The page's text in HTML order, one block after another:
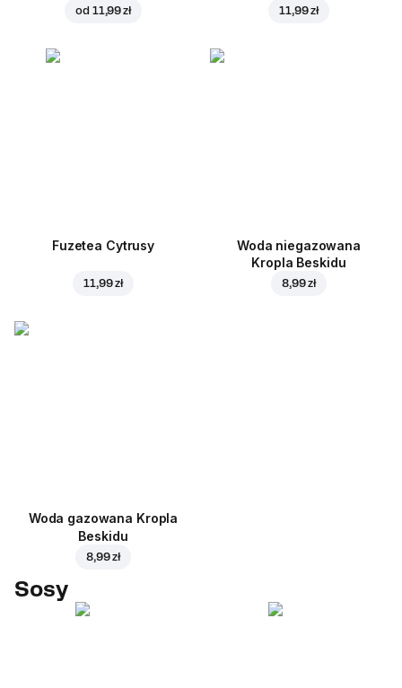
od 11,99 zł 11,99 zł
Fuzetea Cytrusy
11,99 zł
Woda niegazowana
Kropla Beskidu
8,99 zł
Woda gazowana Kropla
Beskidu
8,99 zł
Sosy